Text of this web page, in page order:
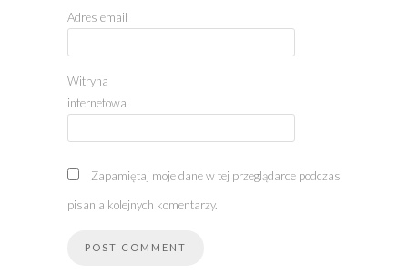
Adres email
Witryna
internetowa
Zapamiętaj moje dane w tej przeglądarce podczas
pisania kolejnych komentarzy.